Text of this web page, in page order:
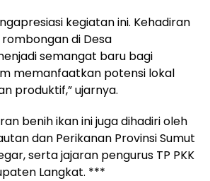
kegiatan ini. Kehadiran
di Desa
semangat baru bagi
memanfaatkan potensi lokal
produktif,” ujarnya.
benih ikan ini juga dihadiri oleh
dan Perikanan Provinsi Sumut
serta jajaran pengurus TP PKK
Langkat. ***